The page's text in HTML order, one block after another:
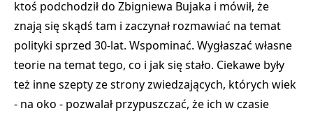
ktoś podchodził do Zbigniewa Bujaka i mówił, że
znają się skądś tam i zaczynał rozmawiać na temat
polityki sprzed 30-lat. Wspominać. Wygłaszać własne
teorie na temat tego, co i jak się stało. Ciekawe były
też inne szepty ze strony zwiedzających, których wiek
- na oko - pozwalał przypuszczać, że ich w czasie